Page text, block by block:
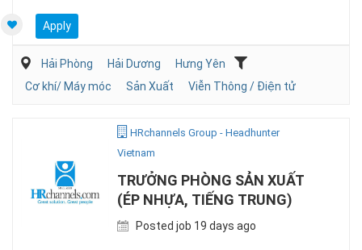
Apply
Hải Phòng Hải Dương
Hưng Yên
Cơ khí/ Máy móc
Sản Xuất Viễn Thông / Điện tử
HRchannels Group - Headhunter
Vietnam
TRƯỞNG PHÒNG SẢN XUẤT
(ÉP NHỰA, TIẾNG TRUNG)
Posted job 19 days ago